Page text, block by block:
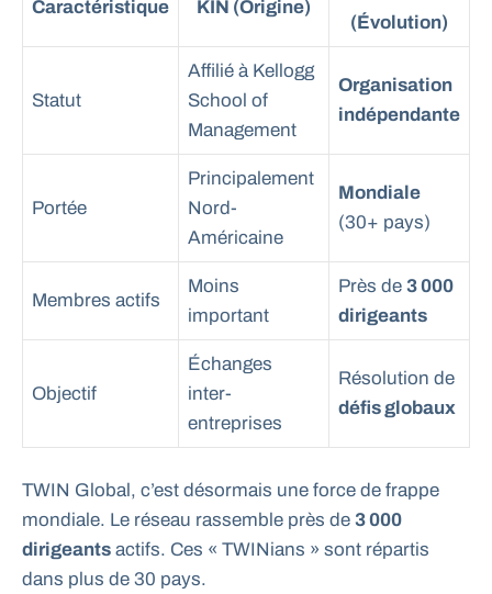
Caractéristique KIN (Origine)
(Évolution)
Statut
Affilié à Kellogg
School of
Management
Organisation
indépendante
Portée
Principalement
Nord-
Américaine
Mondiale
(30+ pays)
Membres actifs
Moins
important
Près de 3 000
dirigeants
Objectif
Échanges
inter-
entreprises
Résolution de
défis globaux
TWIN Global, c’est désormais une force de frappe
mondiale. Le réseau rassemble près de 3 000
dirigeants actifs. Ces « TWINians » sont répartis
dans plus de 30 pays.